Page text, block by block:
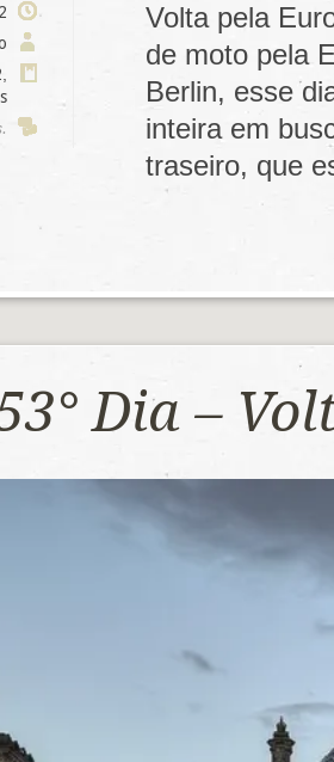
Volta pela
de moto pela
Berlin, esse
inteira em
traseiro, que
Dia –